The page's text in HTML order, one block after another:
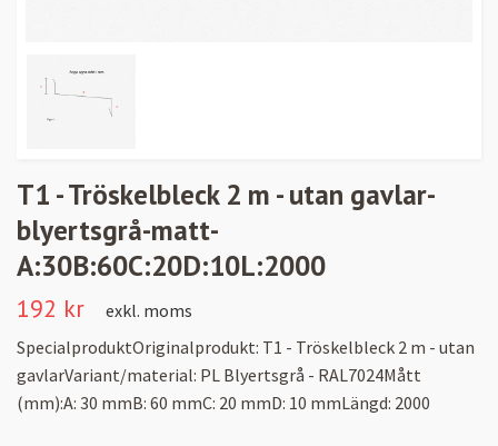
T1 - Tröskelbleck 2 m - utan gavlar-
blyertsgrå-matt-
A:30B:60C:20D:10L:2000
192 kr
exkl. moms
SpecialproduktOriginalprodukt: T1 - Tröskelbleck 2 m - utan
gavlarVariant/material: PL Blyertsgrå - RAL7024Mått
(mm):A: 30 mmB: 60 mmC: 20 mmD: 10 mmLängd: 2000